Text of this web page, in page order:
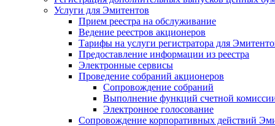
Услуги для Эмитентов
Прием реестра на обслуживание
Ведение реестров акционеров
Тарифы на услуги регистратора для
Предоставление информации из реестра
Электронные сервисы
Проведение собраний акционеров
Сопровождение собраний
Выполнение функций счетной
Электронное голосование
Сопровождение корпоративных действий